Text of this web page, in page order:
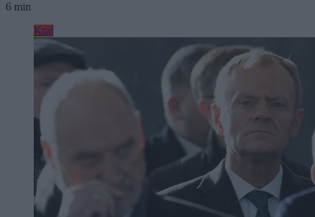
6 min
Kraj